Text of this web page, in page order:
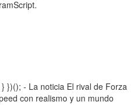
})(); - La noticia El rival de Forza
con realismo y un mundo